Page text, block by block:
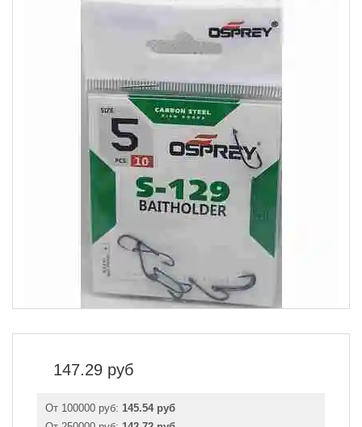
147.29 руб
От 100000 руб: 145.54 руб